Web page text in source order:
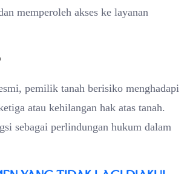
memperoleh akses ke layanan
pemilik tanah berisiko menghadapi
atau kehilangan hak atas tanah.
sebagai perlindungan hukum dalam